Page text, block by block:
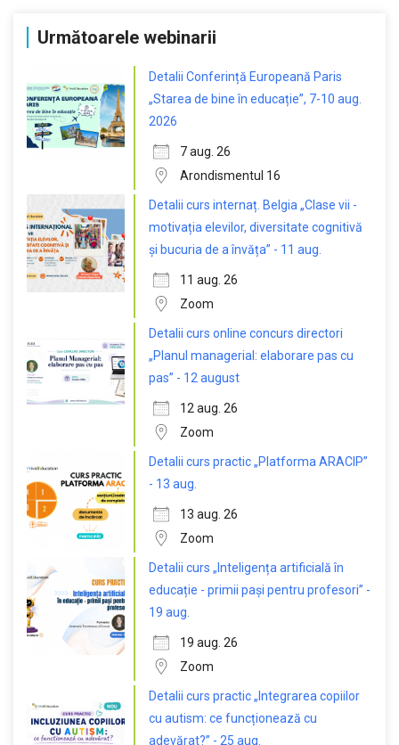
Următoarele webinarii
Detalii Conferință Europeană Paris
„Starea de bine în educație”, 7-10 aug.
2026
7 aug. 26
Arondismentul 16
Detalii curs internaț. Belgia „Clase vii -
motivația elevilor, diversitate cognitivă
și bucuria de a învăța” - 11 aug.
11 aug. 26
Zoom
Detalii curs online concurs directori
„Planul managerial: elaborare pas cu
pas” - 12 august
12 aug. 26
Zoom
Detalii curs practic „Platforma ARACIP”
- 13 aug.
13 aug. 26
Zoom
Detalii curs „Inteligența artificială în
educație - primii pași pentru profesori” -
19 aug.
19 aug. 26
Zoom
Detalii curs practic „Integrarea copiilor
cu autism: ce funcționează cu
adevărat?” - 25 aug.